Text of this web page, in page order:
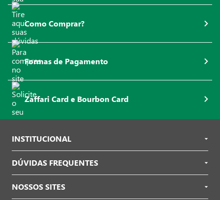
Como Comprar?
Formas de Pagamento
Zaffari Card e Bourbon Card
INSTITUCIONAL
DÚVIDAS FREQUENTES
NOSSOS SITES